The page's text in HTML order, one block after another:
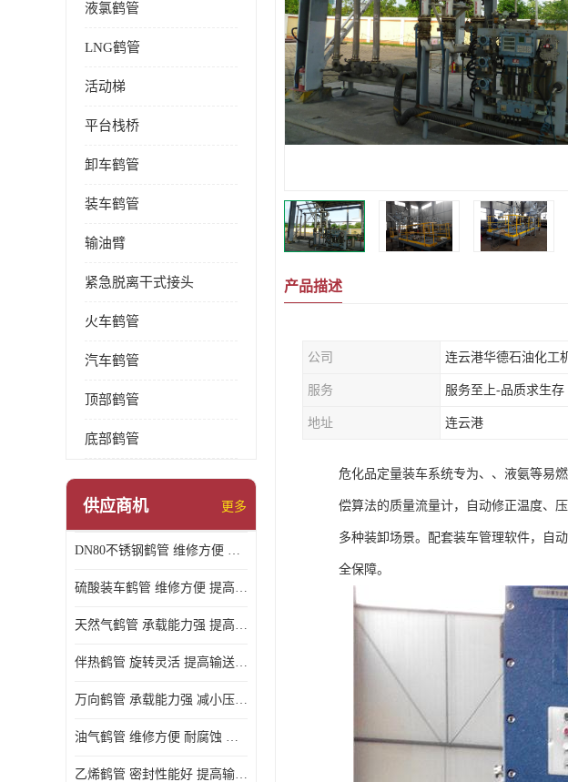
液氯鹤管
LNG鹤管
活动梯
平台栈桥
卸车鹤管
装车鹤管
输油臂
紧急脱离干式接头
火车鹤管
汽车鹤管
顶部鹤管
底部鹤管
供应商机 更多
DN80不锈钢鹤管 维修方便 提高输送效率
硫酸装车鹤管 维修方便 提高输送效率
天然气鹤管 承载能力强 提高输送效率
伴热鹤管 旋转灵活 提高输送效率
万向鹤管 承载能力强 减小压力损失
油气鹤管 维修方便 耐腐蚀 耐高温
乙烯鹤管 密封性能好 提高输送效率
产品描述
公司 连云港华德石油化工
服务 服务至上-品质求生存
地址 连云港
危化品定量装车系统专为、、液氨等易
偿算法的质量流量计，自动修正温度、
多种装卸场景。配套装车管理软件，自
全保障。